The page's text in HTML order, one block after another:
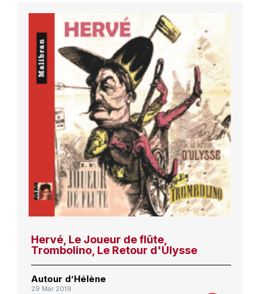
Hervé, Le Joueur de flûte,
Trombolino, Le Retour d'Ulysse
Autour d’Hélène
29 Mar 2019